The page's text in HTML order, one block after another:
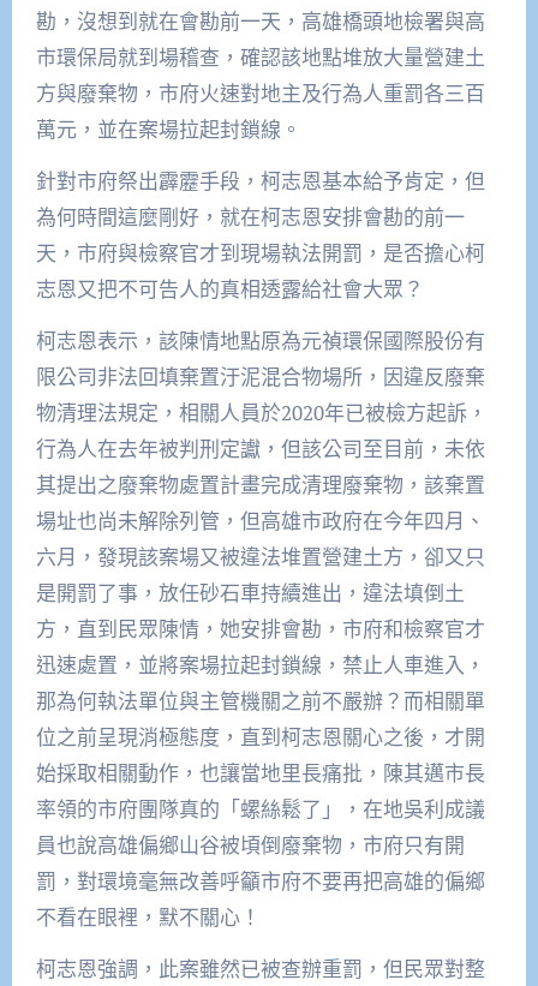
勘，沒想到就在會勘前一天，高雄橋頭地檢署與高
市環保局就到場稽查，確認該地點堆放大量營建土
方與廢棄物，市府火速對地主及行為人重罰各三百
萬元，並在案場拉起封鎖線。
針對市府祭出霹靂手段，柯志恩基本給予肯定，但
為何時間這麼剛好，就在柯志恩安排會勘的前一
天，市府與檢察官才到現場執法開罰，是否擔心柯
志恩又把不可告人的真相透露給社會大眾？
柯志恩表示，該陳情地點原為元禎環保國際股份有
限公司非法回填棄置汙泥混合物場所，因違反廢棄
物清理法規定，相關人員於2020年已被檢方起訴，
行為人在去年被判刑定讞，但該公司至目前，未依
其提出之廢棄物處置計畫完成清理廢棄物，該棄置
場址也尚未解除列管，但高雄市政府在今年四月、
六月，發現該案場又被違法堆置營建土方，卻又只
是開罰了事，放任砂石車持續進出，違法填倒土
方，直到民眾陳情，她安排會勘，市府和檢察官才
迅速處置，並將案場拉起封鎖線，禁止人車進入，
那為何執法單位與主管機關之前不嚴辦？而相關單
位之前呈現消極態度，直到柯志恩關心之後，才開
始採取相關動作，也讓當地里長痛批，陳其邁市長
率領的市府團隊真的「螺絲鬆了」，在地吳利成議
員也說高雄偏鄉山谷被頃倒廢棄物，市府只有開
罰，對環境毫無改善呼籲市府不要再把高雄的偏鄉
不看在眼裡，默不關心！
柯志恩強調，此案雖然已被查辦重罰，但民眾對整